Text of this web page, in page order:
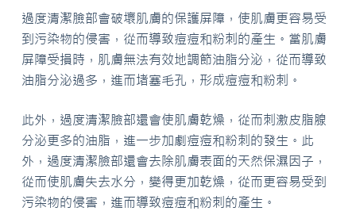
過度清潔臉部會破壞肌膚的保護屏障，使肌膚更容易受
到污染物的侵害，從而導致痘痘和粉刺的產生。當肌膚
屏障受損時，肌膚無法有效地調節油脂分泌，從而導致
油脂分泌過多，進而堵塞毛孔，形成痘痘和粉刺。
此外，過度清潔臉部還會使肌膚乾燥，從而刺激皮脂腺
分泌更多的油脂，進一步加劇痘痘和粉刺的發生。此
外，過度清潔臉部還會去除肌膚表面的天然保濕因子，
從而使肌膚失去水分，變得更加乾燥，從而更容易受到
污染物的侵害，進而導致痘痘和粉刺的產生。